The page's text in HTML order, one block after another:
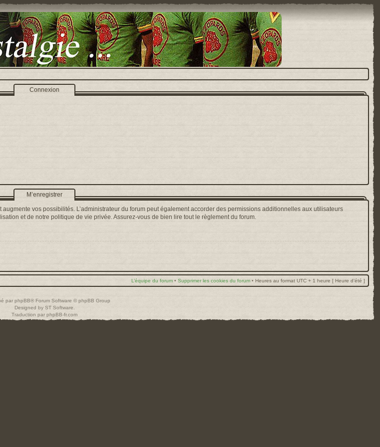
Connexion
M’enregistrer
vos possibilités. L’administrateur du forum peut également accorder des permissions additionnelles aux utilisateurs
et de notre politique de vie privée. Assurez-vous de bien lire tout le règlement du forum.
L’équipe du forum • Supprimer les cookies du forum • Heures au format UTC + 1 heure [ Heure d’été ]
par phpBB® Forum Software © phpBB Group
Designed by ST Software
Traduction par phpBB-fr.com